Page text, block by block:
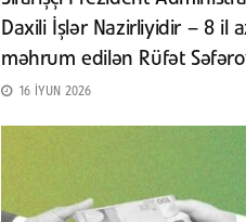
Daxili İşlər Nazirliyidir – 8 il
məhrum edilən Rüfət
16 İYUN 2026